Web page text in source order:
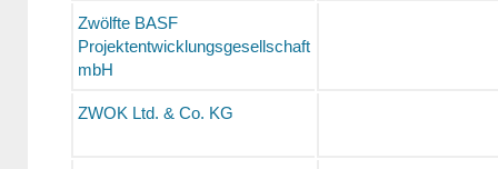
Zwölfte BASF
Projektentwicklungsgesellschaft
mbH
ZWOK Ltd. & Co. KG